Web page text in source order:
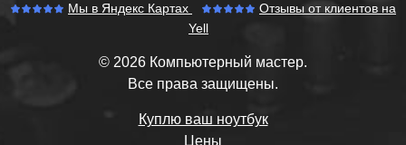
Мы в Яндекс Картах
Отзывы от клиентов на
Yell
© 2026 Компьютерный мастер.
Все права защищены.
Куплю ваш ноутбук
Цены